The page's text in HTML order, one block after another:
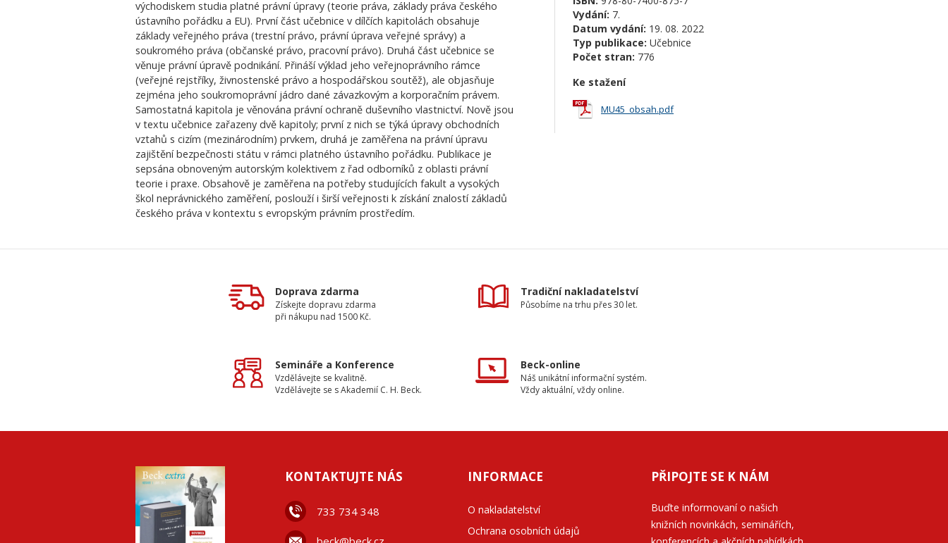
východiskem studia platné právní úpravy (teorie práva, základy práva českého
ústavního pořádku a EU). První část učebnice v dílčích kapitolách obsahuje
základy veřejného práva (trestní právo, právní úprava veřejné správy) a
soukromého práva (občanské právo, pracovní právo). Druhá část učebnice se
věnuje právní úpravě podnikání. Přináší výklad jeho veřejnoprávního rámce
(veřejné rejstříky, živnostenské právo a hospodářskou soutěž), ale objasňuje
zejména jeho soukromoprávní jádro dané závazkovým a korporačním právem.
Samostatná kapitola je věnována právní ochraně duševního vlastnictví. Nově jsou
v textu učebnice zařazeny dvě kapitoly; první z nich se týká úpravy obchodních
vztahů s cizím (mezinárodním) prvkem, druhá je zaměřena na právní úpravu
zajištění bezpečnosti státu v rámci platného ústavního pořádku. Publikace je
sepsána obnoveným autorským kolektivem z řad odborníků z oblasti právní
teorie i praxe. Obsahově je zaměřena na potřeby studujících fakult a vysokých
škol neprávnického zaměření, poslouží i širší veřejnosti k získání znalostí základů
českého práva v kontextu s evropským právním prostředím.
Vydání: 7.
Datum vydání: 19. 08. 2022
Typ publikace: Učebnice
Počet stran: 776
Ke stažení
MU45_obsah.pdf
Doprava zdarma
Získejte dopravu zdarma
při nákupu nad 1500 Kč.
Tradiční nakladatelství
Působíme na trhu přes 30 let.
Semináře a Konference
Vzdělávejte se kvalitně.
Vzdělávejte se s Akademií C. H. Beck.
Beck-online
Náš unikátní informační systém.
Vždy aktuální, vždy online.
KONTAKTUJTE NÁS
733 734 348
INFORMACE
O nakladatelství
Ochrana osobních údajů
PŘIPOJTE SE K NÁM
Buďte informovaní o našich
knižních novinkách, seminářích,